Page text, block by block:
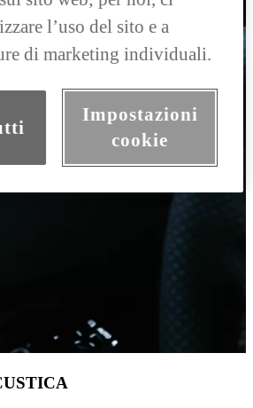
l’uso del sito e a
di marketing individuali.
Impostazioni
cookie